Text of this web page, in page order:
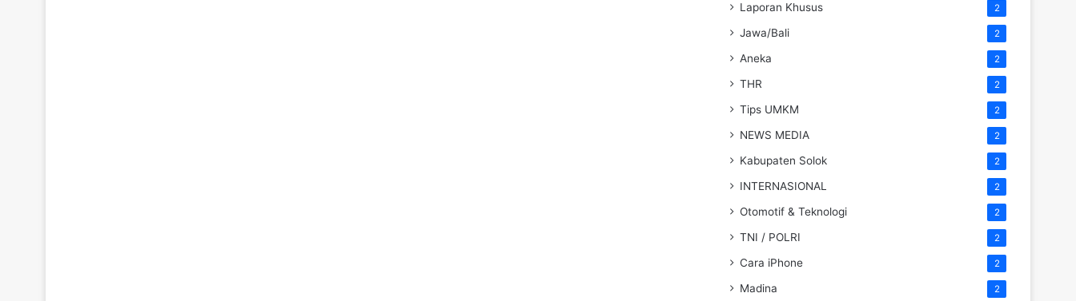
Laporan Khusus 2
Jawa/Bali 2
Aneka 2
THR 2
Tips UMKM 2
NEWS MEDIA 2
Kabupaten Solok 2
INTERNASIONAL 2
Otomotif & Teknologi 2
TNI / POLRI 2
Cara iPhone 2
Madina 2